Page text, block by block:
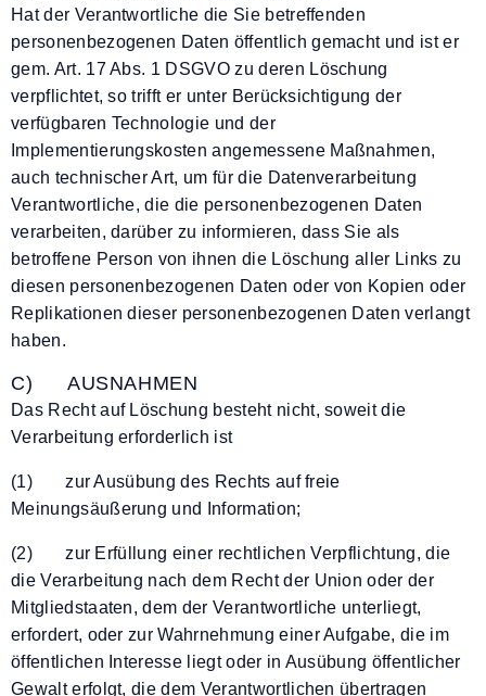
Hat der Verantwortliche die Sie betreffenden
personenbezogenen Daten öffentlich gemacht und ist er
gem. Art. 17 Abs. 1 DSGVO zu deren Löschung
verpflichtet, so trifft er unter Berücksichtigung der
verfügbaren Technologie und der
Implementierungskosten angemessene Maßnahmen,
auch technischer Art, um für die Datenverarbeitung
Verantwortliche, die die personenbezogenen Daten
verarbeiten, darüber zu informieren, dass Sie als
betroffene Person von ihnen die Löschung aller Links zu
diesen personenbezogenen Daten oder von Kopien oder
Replikationen dieser personenbezogenen Daten verlangt
haben.
C) AUSNAHMEN
Das Recht auf Löschung besteht nicht, soweit die
Verarbeitung erforderlich ist
(1) zur Ausübung des Rechts auf freie
Meinungsäußerung und Information;
(2) zur Erfüllung einer rechtlichen Verpflichtung, die
die Verarbeitung nach dem Recht der Union oder der
Mitgliedstaaten, dem der Verantwortliche unterliegt,
erfordert, oder zur Wahrnehmung einer Aufgabe, die im
öffentlichen Interesse liegt oder in Ausübung öffentlicher
Gewalt erfolgt, die dem Verantwortlichen übertragen